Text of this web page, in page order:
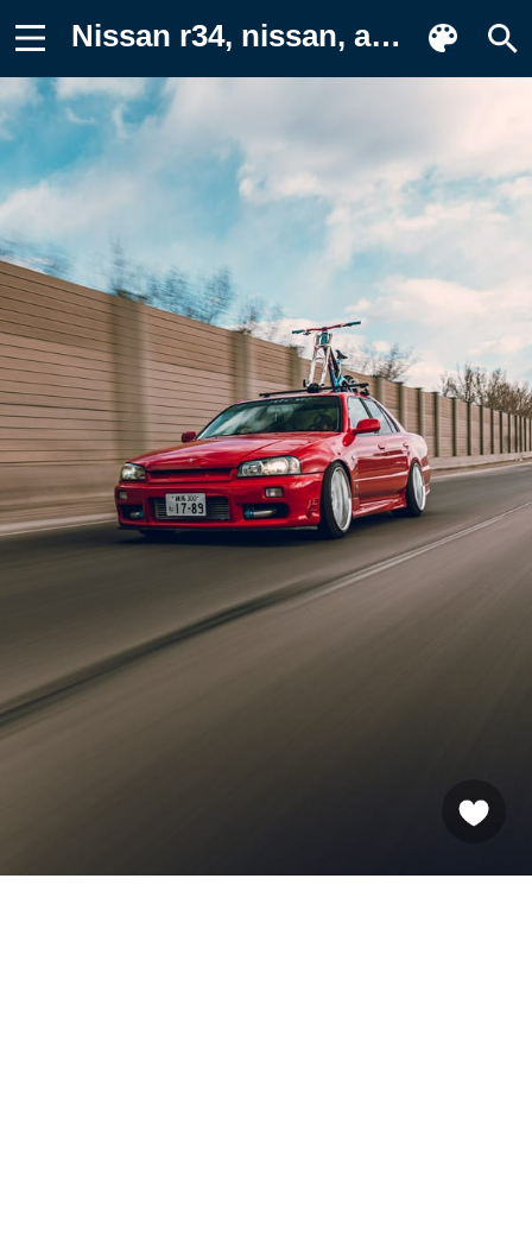
Nissan r34, nissan, автомобиль Картинка на телефон